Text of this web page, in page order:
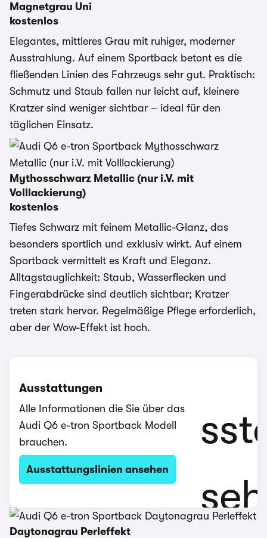
Magnetgrau Uni
kostenlos
Elegantes, mittleres Grau mit ruhiger, moderner
Ausstrahlung. Auf einem Sportback betont es die
fließenden Linien des Fahrzeugs sehr gut. Praktisch:
Schmutz und Staub fallen nur leicht auf, kleinere
Kratzer sind weniger sichtbar – ideal für den
täglichen Einsatz.
Mythosschwarz Metallic (nur i.V. mit
Volllackierung)
kostenlos
Tiefes Schwarz mit feinem Metallic-Glanz, das
besonders sportlich und exklusiv wirkt. Auf einem
Sportback vermittelt es Kraft und Eleganz.
Alltagstauglichkeit: Staub, Wasserflecken und
Fingerabdrücke sind deutlich sichtbar; Kratzer
treten stark hervor. Regelmäßige Pflege erforderlich,
aber der Wow-Effekt ist hoch.
Ausstattungen
Alle Informationen die Sie über das
Audi Q6 e-tron Sportback Modell
brauchen.
Ausstattungslinien ansehen
Daytonagrau Perleffekt